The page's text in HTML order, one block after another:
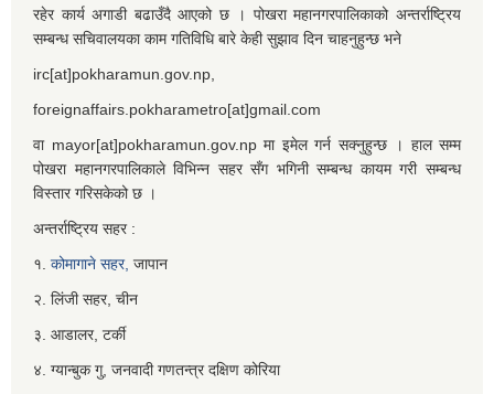
रहेर कार्य अगाडी बढाउँदै आएको छ । पोखरा महानगरपालिकाको अन्तर्राष्ट्रिय
सम्बन्ध सचिवालयका काम गतिविधि बारे केही सुझाव दिन चाहनुहुन्छ भने
irc[at]pokharamun.gov.np,
foreignaffairs.pokharametro[at]gmail.com
वा mayor[at]pokharamun.gov.np मा इमेल गर्न सक्नुहुन्छ । हाल सम्म
पोखरा महानगरपालिकाले विभिन्न सहर सँग भगिनी सम्बन्ध कायम गरी सम्बन्ध
विस्तार गरिसकेको छ ।
अन्तर्राष्ट्रिय सहर :
१. कोमागाने सहर, जापान
२. लिंजी सहर, चीन
३. आडालर, टर्की
४. ग्यान्बुक गु, जनवादी गणतन्त्र दक्षिण कोरिया